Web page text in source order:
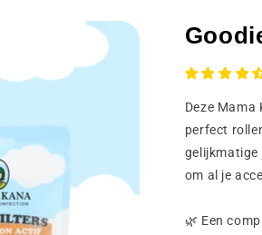
Deze
perfect
gelijkmatige
om al je
🌿 Een